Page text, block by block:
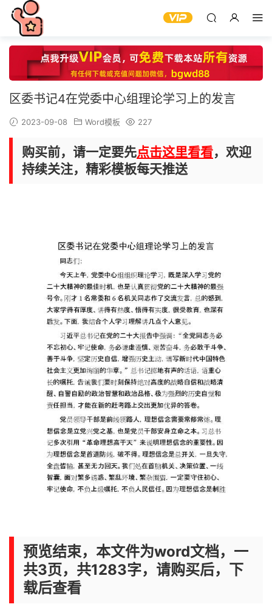
区委书记4在党委中心组理论学习上的发言
2023-09-08 Word模板 227
购买前，请一定要先点击这里看看，欢迎
持续关注，精彩模板每天推送
预览结束，本文件为word文档，一
共3页，共1283字，请购买后，下
载后查看